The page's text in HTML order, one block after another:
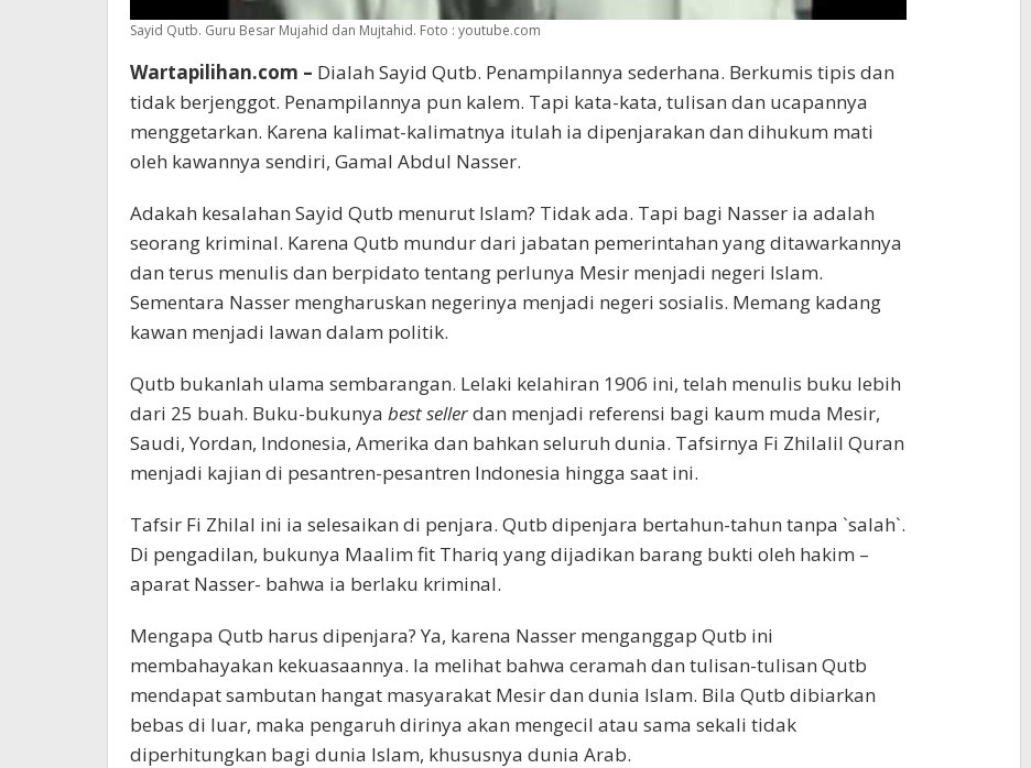
Sayid Qutb. Guru Besar Mujahid dan Mujtahid. Foto : youtube.com
Wartapilihan.com – Dialah Sayid Qutb. Penampilannya sederhana. Berkumis tipis dan
tidak berjenggot. Penampilannya pun kalem. Tapi kata-kata, tulisan dan ucapannya
menggetarkan. Karena kalimat-kalimatnya itulah ia dipenjarakan dan dihukum mati
oleh kawannya sendiri, Gamal Abdul Nasser.
Adakah kesalahan Sayid Qutb menurut Islam? Tidak ada. Tapi bagi Nasser ia adalah
seorang kriminal. Karena Qutb mundur dari jabatan pemerintahan yang ditawarkannya
dan terus menulis dan berpidato tentang perlunya Mesir menjadi negeri Islam.
Sementara Nasser mengharuskan negerinya menjadi negeri sosialis. Memang kadang
kawan menjadi lawan dalam politik.
Qutb bukanlah ulama sembarangan. Lelaki kelahiran 1906 ini, telah menulis buku lebih
dari 25 buah. Buku-bukunya best sellerdan menjadi referensi bagi kaum muda Mesir,
Saudi, Yordan, Indonesia, Amerika dan bahkan seluruh dunia. Tafsirnya Fi Zhilalil Quran
menjadi kajian di pesantren-pesantren Indonesia hingga saat ini.
Tafsir Fi Zhilal ini ia selesaikan di penjara. Qutb dipenjara bertahun-tahun tanpa `salah`.
Di pengadilan, bukunya Maalim fit Thariq yang dijadikan barang bukti oleh hakim –
aparat Nasser- bahwa ia berlaku kriminal.
Mengapa Qutb harus dipenjara? Ya, karena Nasser menganggap Qutb ini
membahayakan kekuasaannya. Ia melihat bahwa ceramah dan tulisan-tulisan Qutb
mendapat sambutan hangat masyarakat Mesir dan dunia Islam. Bila Qutb dibiarkan
bebas di luar, maka pengaruh dirinya akan mengecil atau sama sekali tidak
diperhitungkan bagi dunia Islam, khususnya dunia Arab.